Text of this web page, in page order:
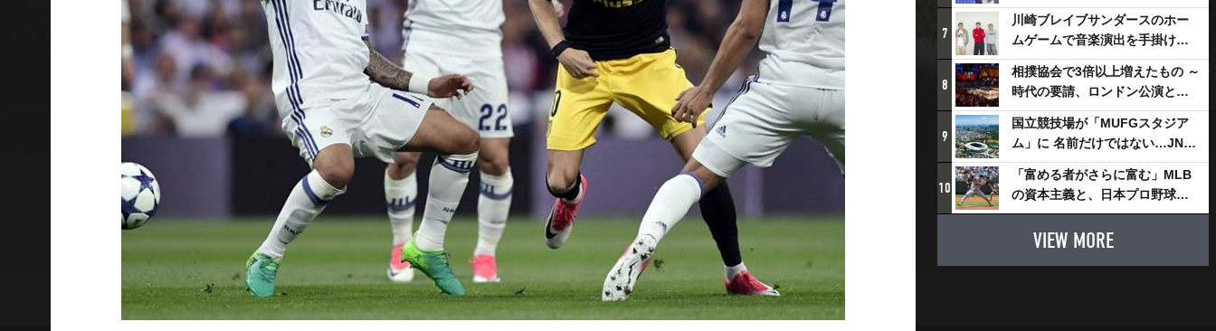
える科学界の挑戦
7
川崎ブレイブサンダースのホー
ムゲームで音楽演出を手掛ける
スチャダラパーが川崎新！アリ
ーナシティ・プロジェクトを語
る 「楽しみでしかないでしょ。
川崎は、ずっと成長曲線だか
ら」
8
相撲協会で3倍以上増えたもの ～
時代の要請、ロンドン公演と古
式大相撲
9
国立競技場が「MUFGスタジア
ム」に 名前だけではない…JNSE
とMUFGが“共創”し描く地域活
性化・社会価値創造の近未来図
とは
10
「富める者がさらに富む」MLB
の資本主義と、日本プロ野球が
踏み出せない一歩
VIEW MORE